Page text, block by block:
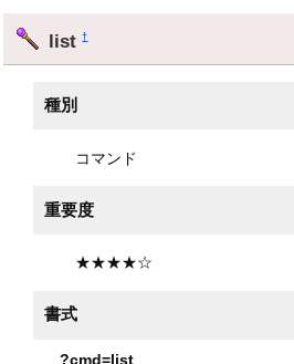
list†
種別
コマンド
重要度
★★★★☆
書式
?cmd=list